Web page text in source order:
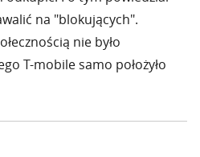
na "blokujących".
nie było
T-mobile samo położyło